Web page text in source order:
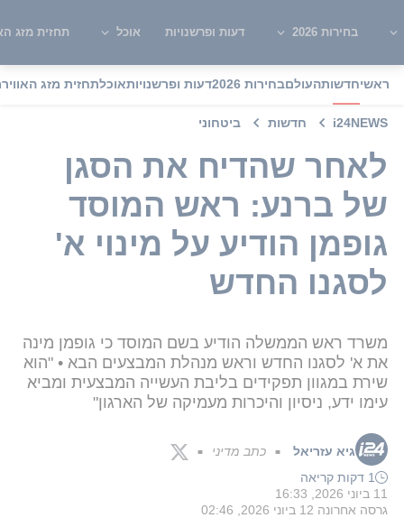
בחירות 2026 דעות ופרשנויות אוכל תחזית מזג
ראשיחדשותהעולםבחירות 2026 דעות ופרשנויותאוכלתחזית מזג האוויר
i24NEWS חדשות ביטחוני
לאחר שהדיח את הסגן
של ברנע: ראש המוסד
גופמן הודיע על מינוי א'
לסגנו החדש
משרד ראש הממשלה הודיע בשם המוסד כי גופמן מינה
את א' לסגנו החדש וראש מנהלת המבצעים הבא • "הוא
שירת במגוון תפקידים בליבת העשייה המבצעית ומביא
עימו ידע, ניסיון והיכרות מעמיקה של הארגון"
גיא עזריאל ■ כתב מדיני ■
1 דקות קריאה
11 ביוני 2026, 16:33
גרסה אחרונה 12 ביוני 2026, 02:46